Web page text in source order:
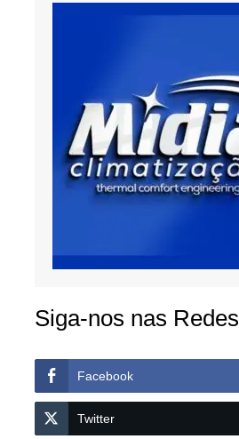
Siga-nos nas Redes
Facebook
Twitter